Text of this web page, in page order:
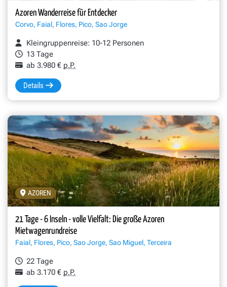
Azoren Wanderreise für Entdecker
Corvo, Faial, Flores, Pico, Sao Jorge
Kleingruppenreise: 10-12 Personen
13 Tage
ab 3.980 € p.P.
Details
AZOREN
21 Tage - 6 Inseln - volle Vielfalt: Die große Azoren
Mietwagenrundreise
Faial, Flores, Pico, Sao Jorge, Sao Miguel, Terceira
22 Tage
ab 3.170 € p.P.